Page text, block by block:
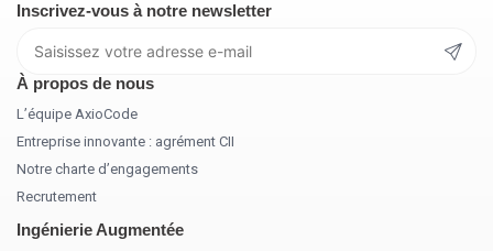
Inscrivez-vous à notre newsletter
À propos de nous
L’équipe AxioCode
Entreprise innovante : agrément CII
Notre charte d’engagements
Recrutement
Ingénierie Augmentée